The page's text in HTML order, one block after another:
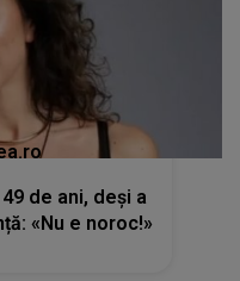
de ani, deși a
«Nu e noroc!»